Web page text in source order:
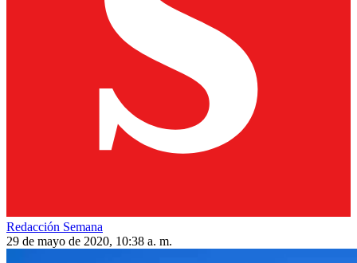
Redacción Semana
29 de mayo de 2020, 10:38 a. m.